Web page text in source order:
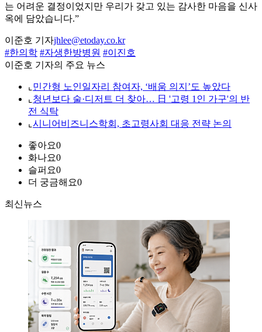
는 어려운 결정이었지만 우리가 갖고 있는 감사한 마음을 신사
옥에 담았습니다.”
이준호 기자jhlee@etoday.co.kr
#한의학 #자생한방병원 #이진호
이준호 기자의 주요 뉴스
⌞ 민간형 노인일자리 참여자, ‘배움 의지’도 높았다
⌞ 청년보다 술·디저트 더 찾아… 日 '고령 1인 가구'의 반
전 식탁
⌞ 시니어비즈니스학회, 초고령사회 대응 전략 논의
좋아요0
화나요0
슬퍼요0
더 궁금해요0
최신뉴스